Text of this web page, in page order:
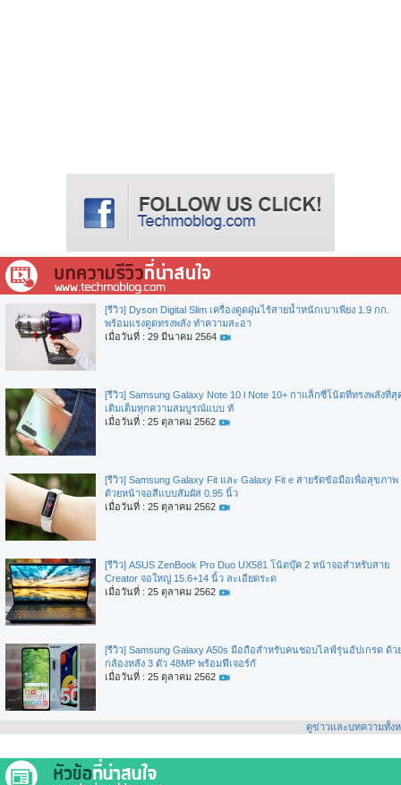
[รีวิว] Dyson Digital Slim เครื่องดูดฝุ่นไร้สายน้ำหนักเบาเพียง 1.9 กก.
พร้อมแรงดูดทรงพลัง ทำความสะอา
เมื่อวันที่ : 29 มีนาคม 2564
[รีวิว] Samsung Galaxy Note 10 l Note 10+ กาแล็กซี่โน้ตที่ทรงพลังที่สุ
เติมเต็มทุกความสมบูรณ์แบบ ทั
เมื่อวันที่ : 25 ตุลาคม 2562
[รีวิว] Samsung Galaxy Fit และ Galaxy Fit e สายรัดข้อมือเพื่อสุขภาพ
ด้วยหน้าจอสีแบบสัมผัส 0.95 นิ้ว
เมื่อวันที่ : 25 ตุลาคม 2562
[รีวิว] ASUS ZenBook Pro Duo UX581 โน้ตบุ๊ค 2 หน้าจอสำหรับสาย
Creator จอใหญ่ 15.6+14 นิ้ว ละเอียดระด
เมื่อวันที่ : 25 ตุลาคม 2562
[รีวิว] Samsung Galaxy A50s มือถือสำหรับคนชอบไลฟ์รุ่นอัปเกรด ด้ว
กล้องหลัง 3 ตัว 48MP พร้อมฟีเจอร์กั
เมื่อวันที่ : 25 ตุลาคม 2562
ดูข่าวและบทความทั้ง